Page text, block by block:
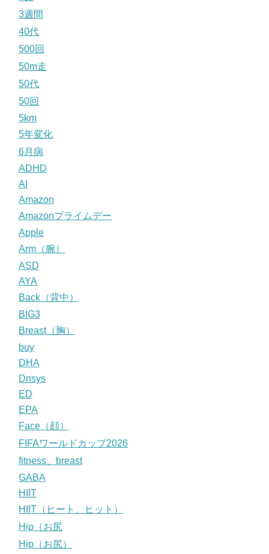
3週間
40代
500回
50m走
50代
50回
5km
5年変化
6月病
ADHD
AI
Amazon
Amazonプライムデー
Apple
Arm（腕）
ASD
AYA
Back（背中）
BIG3
Breast（胸）
buy
DHA
Dnsys
ED
EPA
Face（顔）
FIFAワールドカップ2026
fitness、breast
GABA
HIIT
HIIT（ヒート、ヒット）
Hip（お尻
Hip（お尻）